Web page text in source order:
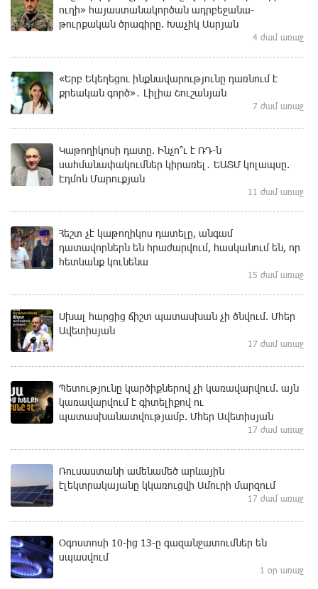
ուղի» հայաստանակործան ադրբեջանա-
թուրքական ծրագիրը. Խաչիկ Ասրյան
4 ժամ առաջ
«Երբ Եկեղեցու ինքնավարությունը դառնում է
քրեական գործ»․ Լիլիա Շուշանյան
7 ժամ առաջ
Կաթողիկոսի դատը. Ինչո՞ւ է ՌԴ-ն
սահմանափակումներ կիրառել․ ԵԱՏՄ կոլապսը.
Էդմոն Մարուքյան
11 ժամ առաջ
Հեշտ չէ կաթողիկոս դատելը, անգամ
դատավորներն են հրաժարվում, հասկանում են, որ
հետևանք կունենա
15 ժամ առաջ
Սխալ հարցից ճիշտ պատասխան չի ծնվում. Մհեր
Ավետիսյան
17 ժամ առաջ
Պետությունը կարծիքներով չի կառավարվում. այն
կառավարվում է գիտելիքով ու
պատասխանատվությամբ. Մհեր Ավետիսյան
17 ժամ առաջ
Ռուսաստանի ամենամեծ արևային
էլեկտրակայանը կկառուցվի Ամուրի մարզում
17 ժամ առաջ
Օգոստոսի 10-ից 13-ը գազանջատումներ են
սպասվում
1 օր առաջ